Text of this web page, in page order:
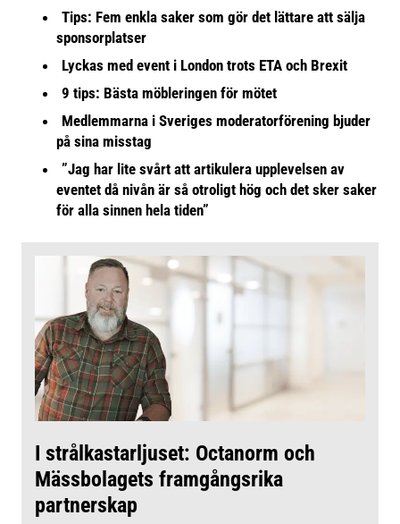
Tips: Fem enkla saker som gör det lättare att sälja
sponsorplatser
Lyckas med event i London trots ETA och Brexit
9 tips: Bästa möbleringen för mötet
Medlemmarna i Sveriges moderatorförening bjuder
på sina misstag
”Jag har lite svårt att artikulera upplevelsen av
eventet då nivån är så otroligt hög och det sker saker
för alla sinnen hela tiden”
I strålkastarljuset: Octanorm och
Mässbolagets framgångsrika
partnerskap